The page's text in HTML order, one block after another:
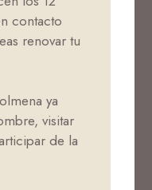
contacto
renovar tu
ya
visitar
de la